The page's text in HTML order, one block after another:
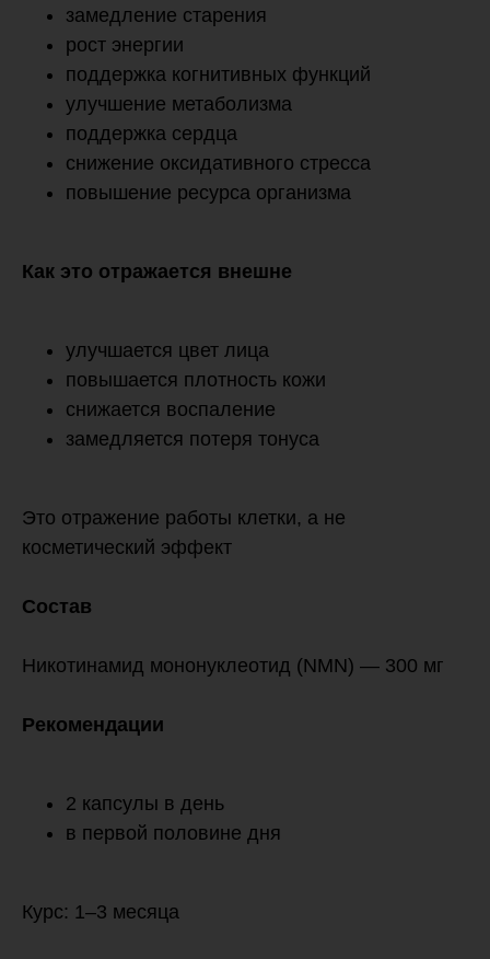
замедление старения
рост энергии
поддержка когнитивных функций
улучшение метаболизма
поддержка сердца
снижение оксидативного стресса
повышение ресурса организма
Как это отражается внешне
улучшается цвет лица
повышается плотность кожи
снижается воспаление
замедляется потеря тонуса
Это отражение работы клетки, а не
косметический эффект
Состав
Никотинамид мононуклеотид (NMN) — 300 мг
Рекомендации
2 капсулы в день
в первой половине дня
Курс: 1–3 месяца